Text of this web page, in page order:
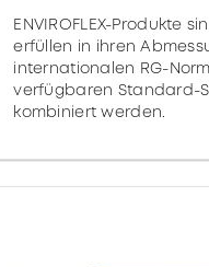
ENVIROFLEX-Produkte
erfüllen in ihren
internationalen RG-
verfügbaren Standard-
kombiniert werden.